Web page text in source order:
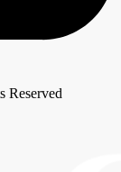
Reserved